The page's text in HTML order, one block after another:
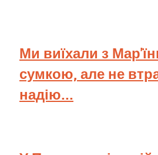
Ми виїхали з
сумкою, але не
надію...